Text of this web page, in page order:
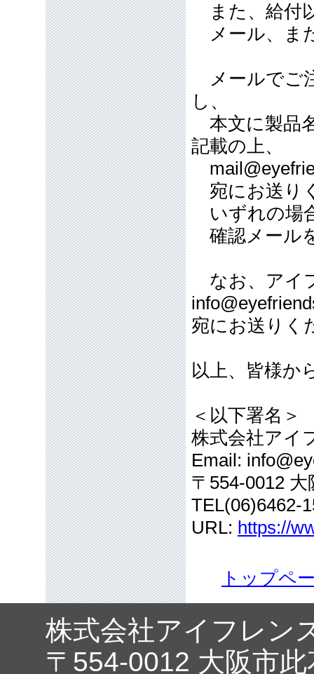
また、給付
メール、ま
メールでご
し、
本文に製品
記載の上、
宛にお送り
いずれの場
確認メール
なお、アイ
宛にお送りく
以上、皆様か
＜以下署名＞
株式会社アイ
Email:
〒554-0012
TEL(06)6462-
URL: https://
トップペ
株式会社アイフレン
〒554-0012 大阪市